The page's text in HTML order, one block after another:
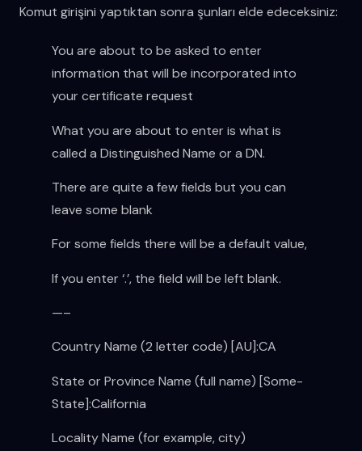
Komut girişini yaptıktan sonra şunları elde edeceksiniz:
You are about to be asked to enter
information that will be incorporated into
your certificate request
What you are about to enter is what is
called a Distinguished Name or a DN.
There are quite a few fields but you can
leave some blank
For some fields there will be a default value,
If you enter ‘.’, the field will be left blank.
—–
Country Name (2 letter code) [AU]:CA
State or Province Name (full name) [Some-
State]:California
Locality Name (for example, city)